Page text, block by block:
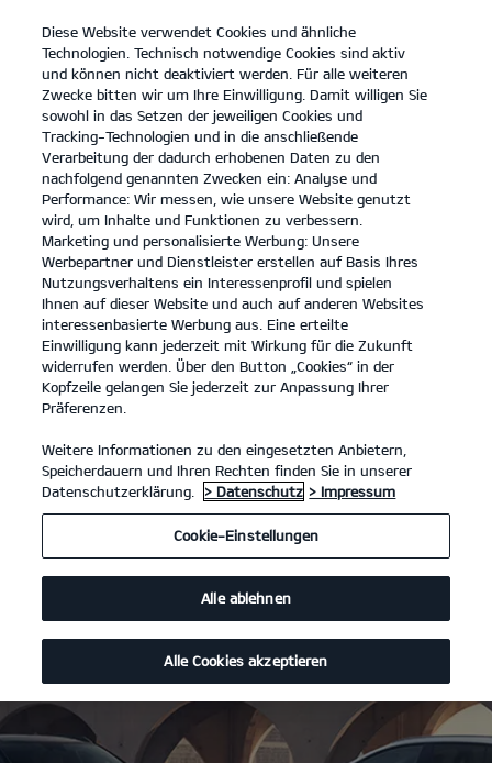
open
menu
KONTAKT
Der Kia Sportage
... ... DER KIA SPORTAGE
Der Kia Sportage.
Platz für alles, was Familie
ausmacht.
Diese Website verwendet Cookies und ähnliche
Technologien. Technisch notwendige Cookies sind aktiv
und können nicht deaktiviert werden. Für alle weiteren
Zwecke bitten wir um Ihre Einwilligung. Damit willigen Sie
sowohl in das Setzen der jeweiligen Cookies und
Tracking-Technologien und in die anschließende
Verarbeitung der dadurch erhobenen Daten zu den
nachfolgend genannten Zwecken ein: Analyse und
Performance: Wir messen, wie unsere Website genutzt
wird, um Inhalte und Funktionen zu verbessern.
Marketing und personalisierte Werbung: Unsere
Werbepartner und Dienstleister erstellen auf Basis Ihres
Nutzungsverhaltens ein Interessenprofil und spielen
Ihnen auf dieser Website und auch auf anderen Websites
interessenbasierte Werbung aus. Eine erteilte
Einwilligung kann jederzeit mit Wirkung für die Zukunft
widerrufen werden. Über den Button „Cookies“ in der
Kopfzeile gelangen Sie jederzeit zur Anpassung Ihrer
Präferenzen.
Weitere Informationen zu den eingesetzten Anbietern,
Speicherdauern und Ihren Rechten finden Sie in unserer
Datenschutzerklärung.
> Datenschutz > Impressum
Cookie-Einstellungen
Alle ablehnen
Alle Cookies akzeptieren